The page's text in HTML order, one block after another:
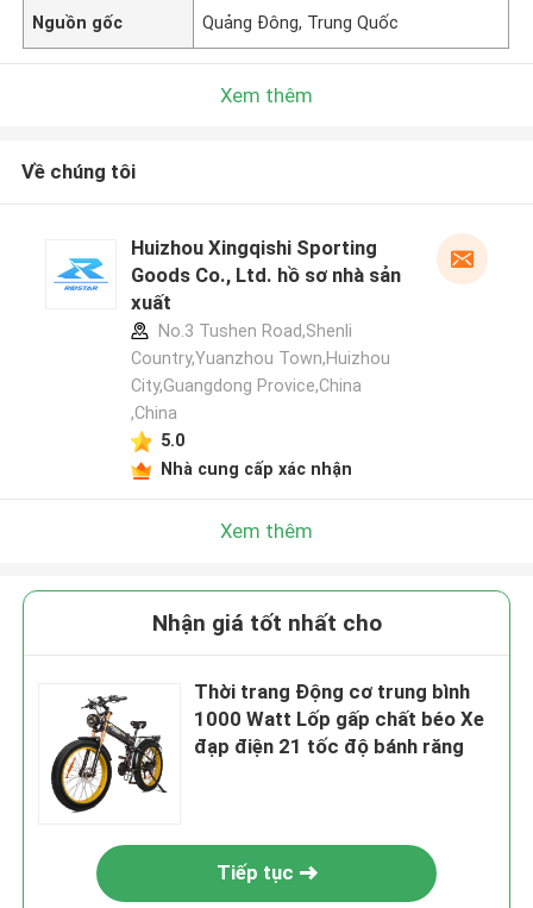
Nguồn gốc Quảng Đông, Trung Quốc
Xem thêm
Về chúng tôi
Huizhou Xingqishi Sporting
Goods Co., Ltd. hồ sơ nhà sản
xuất
No.3 Tushen Road,Shenli
Country,Yuanzhou Town,Huizhou
City,Guangdong Provice,China
,China
5.0
Nhà cung cấp xác nhận
Xem thêm
Nhận giá tốt nhất cho
Thời trang Động cơ trung bình
1000 Watt Lốp gấp chất béo Xe
đạp điện 21 tốc độ bánh răng
Tiếp tục